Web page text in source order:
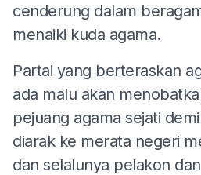
cenderung dalam
menaiki kuda agama.
Partai yang berteraskan
ada malu akan
pejuang agama sejati
diarak ke merata negeri
dan selalunya pelakon